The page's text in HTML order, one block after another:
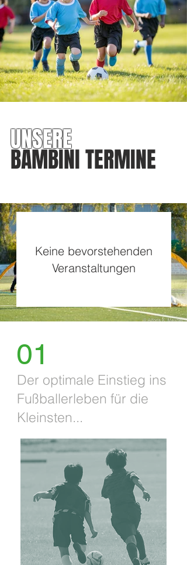
UNSERE
BAMBINI TERMINE
Keine bevorstehenden
Veranstaltungen
01
Der optimale Einstieg ins
Fußballerleben für die
Kleinsten...